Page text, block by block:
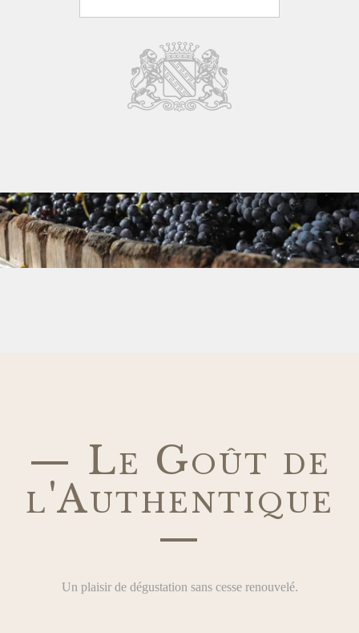
— Le Goût de
l'Authentique
—
Un plaisir de dégustation sans cesse renouvelé.